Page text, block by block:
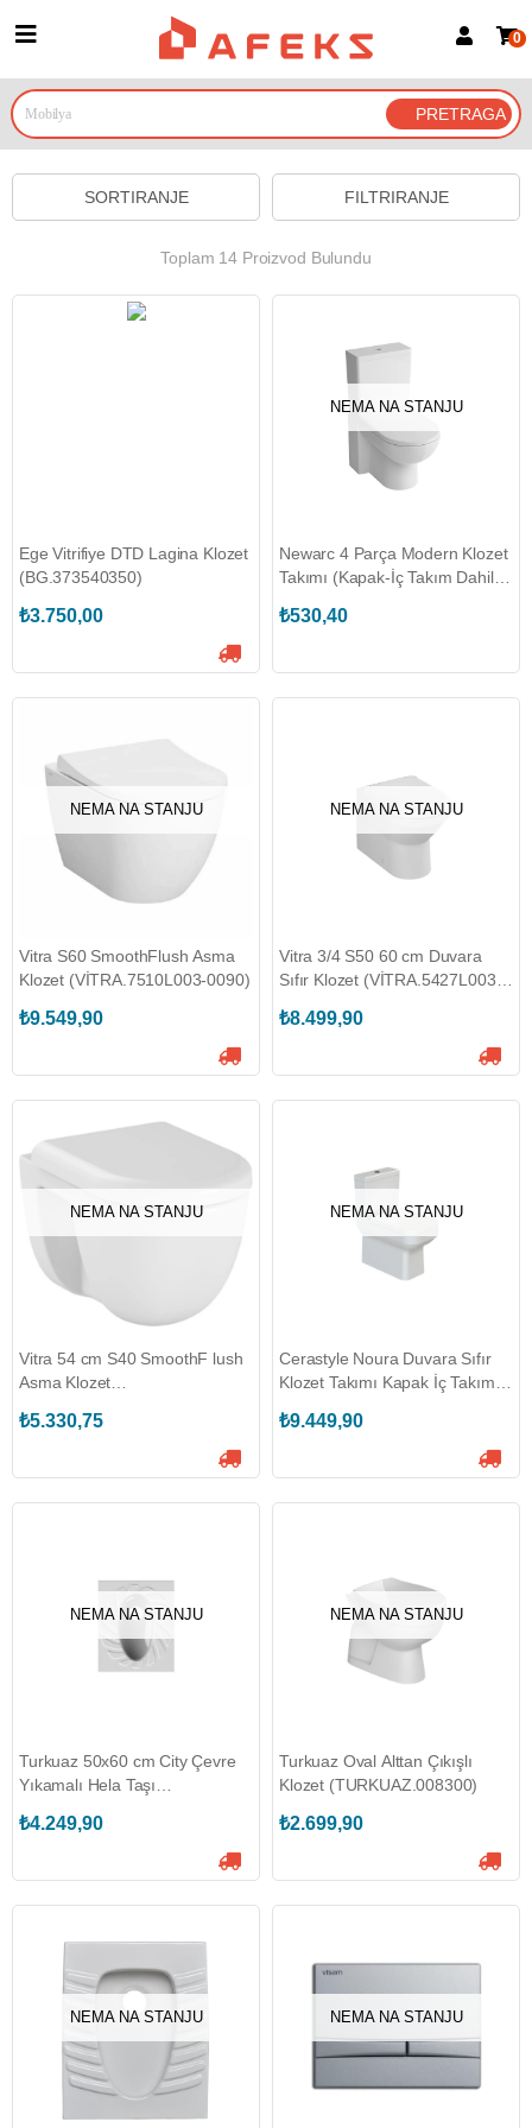
Prijava za članove
Prijavite se Google nalogom
0
FILTRIRANJE
SORTIRANJE
Toplam 14 Proizvod Bulundu
Ege Vitrifiye DTD Lagina Klozet
(BG.373540350)
₺3.750,00
NEMA NA STANJU
Newarc 4 Parça Modern Klozet
Takımı (Kapak-İç Takım Dahil)
₺530,40
NEMA NA STANJU
Vitra S60 SmoothFlush Asma
Klozet (VİTRA.7510L003-0090)
₺9.549,90
NEMA NA STANJU
Vitra 3/4 S50 60 cm Duvara
Sıfır Klozet (VİTRA.5427L003-
₺8.499,90
NEMA NA STANJU
Vitra 54 cm S40 SmoothF lush
Asma Klozet
₺5.330,75
NEMA NA STANJU
Cerastyle Noura Duvara Sıfır
Klozet Takımı Kapak İç Takım
₺9.449,90
NEMA NA STANJU
Turkuaz 50x60 cm City Çevre
Yıkamalı Hela Taşı
₺4.249,90
NEMA NA STANJU
Turkuaz Oval Alttan Çıkışlı
Klozet (TURKUAZ.008300)
₺2.699,90
NEMA NA STANJU NEMA NA STANJU